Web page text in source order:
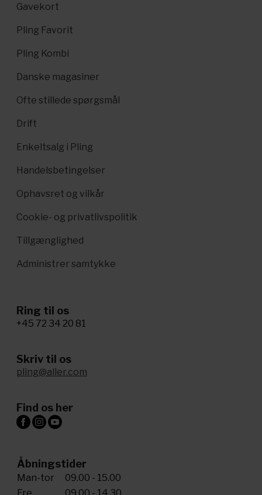
Gavekort
Pling Favorit
Pling Kombi
Danske magasiner
Ofte stillede spørgsmål
Drift
Enkeltsalg i Pling
Handelsbetingelser
Ophavsret og vilkår
Cookie- og privatlivspolitik
Tillgænglighed
Administrer samtykke
Ring til os
+45 72 34 20 81
Skriv til os
pling@aller.com
Find os her
Åbningstider
Man-tor
09.00 - 15.00